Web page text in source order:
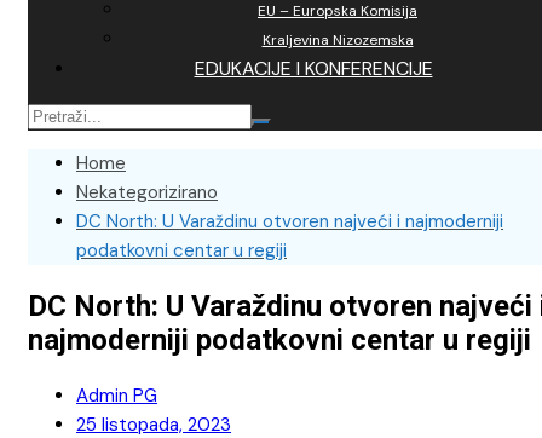
EU – Europska Komisija
Kraljevina Nizozemska
EDUKACIJE I KONFERENCIJE
Home
Nekategorizirano
DC North: U Varaždinu otvoren najveći i najmoderniji
podatkovni centar u regiji
DC North: U Varaždinu otvoren najveći
najmoderniji podatkovni centar u regiji
Admin PG
25 listopada, 2023